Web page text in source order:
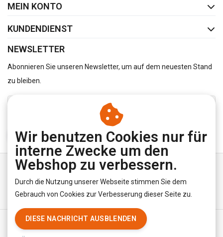
MEIN KONTO
KUNDENDIENST
NEWSLETTER
Abonnieren Sie unseren Newsletter, um auf dem neuesten Stand
zu bleiben.
ABONNIEREN
Allgemeine Geschäftsbedingungen Privacy Policy
Wir benutzen Cookies nur für
interne Zwecke um den
Webshop zu verbessern.
Durch die Nutzung unserer Webseite stimmen Sie dem
Gebrauch von Cookies zur Verbesserung dieser Seite zu.
DIESE NACHRICHT AUSBLENDEN